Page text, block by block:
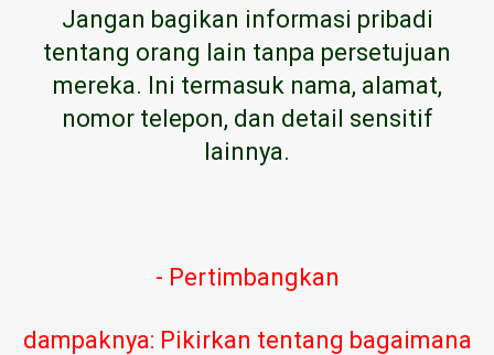
Jangan bagikan informasi pribadi
tentang orang lain tanpa persetujuan
mereka. Ini termasuk nama, alamat,
nomor telepon, dan detail sensitif
lainnya.
- Pertimbangkan
dampaknya: Pikirkan tentang bagaimana